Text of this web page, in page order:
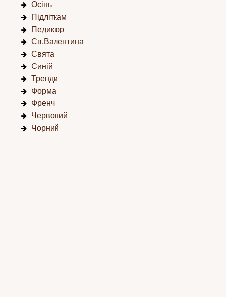
Осінь
Підліткам
Педикюр
Св.Валентина
Свята
Синій
Тренди
Форма
Френч
Червоний
Чорний